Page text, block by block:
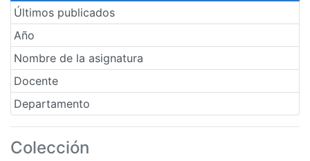
Últimos publicados
Año
Nombre de la asignatura
Docente
Departamento
Colección